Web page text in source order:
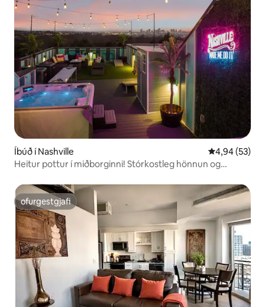
Íbúð í Nashville 4,94 af 5 í
4,94 (53)
Heitur pottur í miðborginni! Stórkostleg hönnun og
ofurgestgjafi
ofurgestgjafi